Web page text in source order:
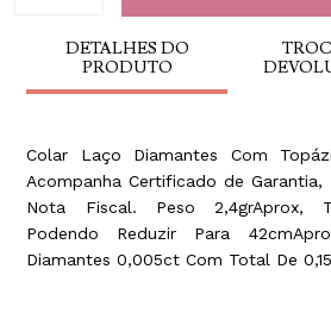
DETALHES DO
PRODUTO
Colar Laço Diamantes Com
Acompanha Certificado de Garantia,
Nota Fiscal. Peso 2,4grAprox,
Podendo Reduzir Para
Diamantes 0,005ct Com Total De